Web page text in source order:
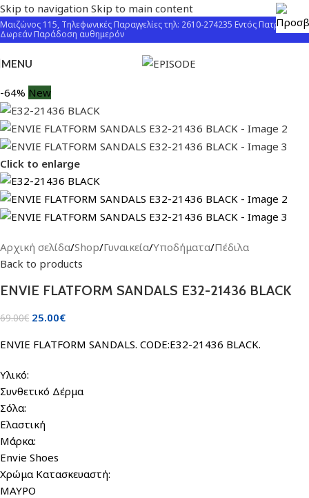
Skip to navigation Skip to main content
Μαιζώνος 115, Τηλεφωνικές Παραγγελίες τηλ: 2610-274235 Εντός Πατρών
Δωρεάν Παράδοση αυθημερόν
MENU
-64% New
Click to enlarge
Αρχική σελίδα/Shop/Γυναικεία/Υποδήματα/Πέδιλα
Back to products
ENVIE FLATFORM SANDALS E32-21436 BLACK
69.00€ 25.00€
ENVIE FLATFORM SANDALS. CODE:E32-21436 BLACK.
Υλικό:
Συνθετικό Δέρμα
Σόλα:
Ελαστική
Μάρκα:
Envie Shoes
Χρώμα Κατασκευαστή:
ΜΑΥΡΟ